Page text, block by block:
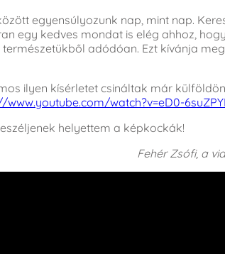
egyensúlyozunk nap, mint nap.
egy kedves mondat is elég ahhoz,
adódóan. Ezt kívánja
ilyen kísérletet csináltak már
www.youtube.com/watch?v=eD0-
helyettem a képkockák!
Fehér Zsófi, a